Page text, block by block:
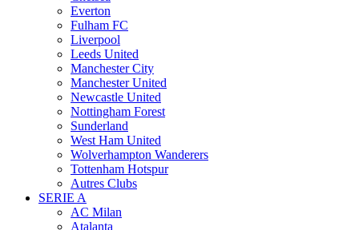
Everton
Fulham FC
Liverpool
Leeds United
Manchester City
Manchester United
Newcastle United
Nottingham Forest
Sunderland
West Ham United
Wolverhampton Wanderers
Tottenham Hotspur
Autres Clubs
SERIE A
AC Milan
Atalanta